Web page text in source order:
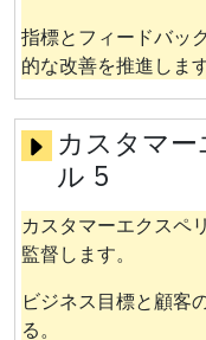
指標とフィードバッ
的な改善を推進します
カスタマ
ル 5
カスタマーエクスペ
監督します。
ビジネス目標と顧客
る。